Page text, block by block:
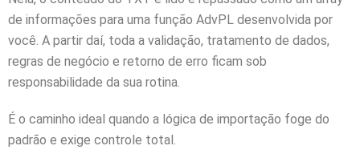
de informações para uma função AdvPL desenvolvida por
você. A partir daí, toda a validação, tratamento de dados,
regras de negócio e retorno de erro ficam sob
responsabilidade da sua rotina.
É o caminho ideal quando a lógica de importação foge do
padrão e exige controle total.